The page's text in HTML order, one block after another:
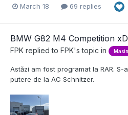
March 18 69 replies
BMW G82 M4 Competition
FPK replied to FPK's topic in
Astăzi am fost programat la RAR.
putere de la AC Schnitzer.